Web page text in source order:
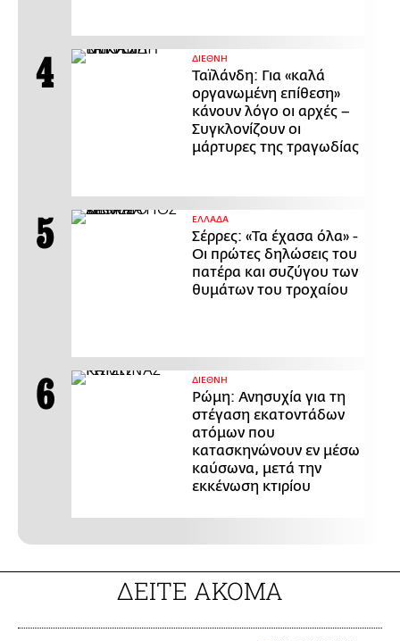
ΔΙΕΘΝΗ
Ταϊλάνδη: Για «καλά
οργανωμένη επίθεση»
κάνουν λόγο οι αρχές –
Συγκλονίζουν οι
μάρτυρες της τραγωδίας
ΕΛΛΑΔΑ
Σέρρες: «Τα έχασα όλα» -
Οι πρώτες δηλώσεις του
πατέρα και συζύγου των
θυμάτων του τροχαίου
ΔΙΕΘΝΗ
Ρώμη: Ανησυχία για τη
στέγαση εκατοντάδων
ατόμων που
κατασκηνώνουν εν μέσω
καύσωνα, μετά την
εκκένωση κτιρίου
ΔΕΙΤΕ ΑΚΟΜΑ